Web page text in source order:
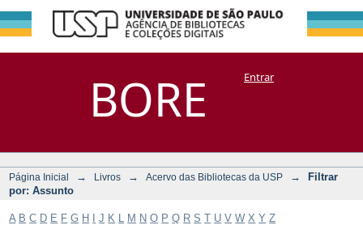
BORE
Filtrar por:
Assunto
DSpace/Manakin + CoriscoEntrar
Página Inicial → Livros → Acervo das Bibliotecas da USP →
Filtrar
por: Assunto
A B C D E F G H J K M N O P Q R S T U V W X Y Z